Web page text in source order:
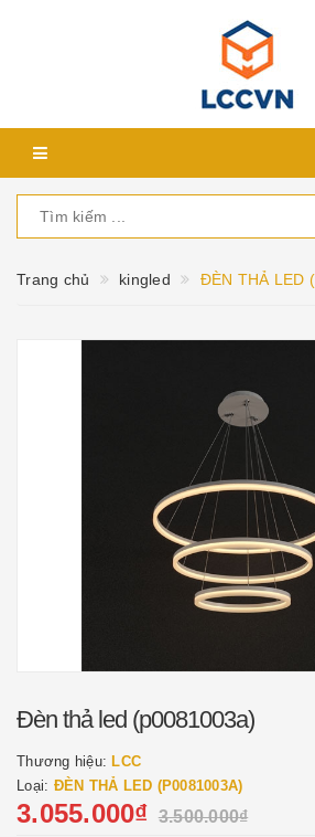
Trang chủ kingled ĐÈN THẢ LED
Đèn thả led (p0081003a)
Thương hiệu: LCC
Loại: ĐÈN THẢ LED (P0081003A)
3.055.000₫ 3.500.000₫